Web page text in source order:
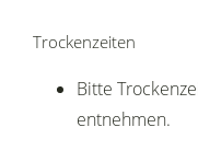
Trockenzeiten
Bitte
entnehmen.